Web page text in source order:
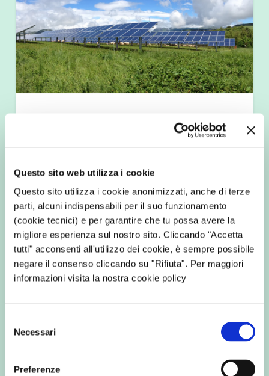
Questo sito web utilizza i cookie
Questo sito utilizza i cookie anonimizzati, anche di terze
parti, alcuni indispensabili per il suo funzionamento
(cookie tecnici) e per garantire che tu possa avere la
migliore esperienza sul nostro sito. Cliccando "Accetta
tutti" acconsenti all'utilizzo dei cookie, è sempre possibile
negare il consenso cliccando su "Rifiuta". Per maggiori
informazioni visita la nostra cookie policy
delNecessari
Preferenze
Inaugurato Energyland,
il Parco fotovoltaico